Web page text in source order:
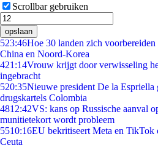
Scrollbar gebruiken
opslaan
523:46Hoe 30 landen zich
China en Noord-Korea
421:14Vrouw krijgt door verwisseling
ingebracht
520:35Nieuwe president De la Espriella
drugskartels Colombia
4812:42VS: kans op Russische aanval
munitietekort wordt probleem
5510:16EU bekritiseert Meta en TikTok
Ceuta